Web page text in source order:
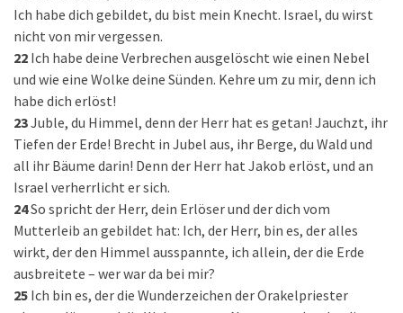
Ich habe dich gebildet, du bist mein Knecht. Israel, du wirst
nicht von mir vergessen.
22 Ich habe deine Verbrechen ausgelöscht wie einen Nebel
und wie eine Wolke deine Sünden. Kehre um zu mir, denn ich
habe dich erlöst!
23Juble, du Himmel, denn der Herr hat es getan! Jauchzt, ihr
Tiefen der Erde! Brecht in Jubel aus, ihr Berge, du Wald und
all ihr Bäume darin! Denn der Herr hat Jakob erlöst, und an
Israel verherrlicht er sich.
24So spricht der Herr, dein Erlöser und der dich vom
Mutterleib an gebildet hat: Ich, der Herr, bin es, der alles
wirkt, der den Himmel ausspannte, ich allein, der die Erde
ausbreitete – wer war da bei mir?
25 Ich bin es, der die Wunderzeichen der Orakelpriester